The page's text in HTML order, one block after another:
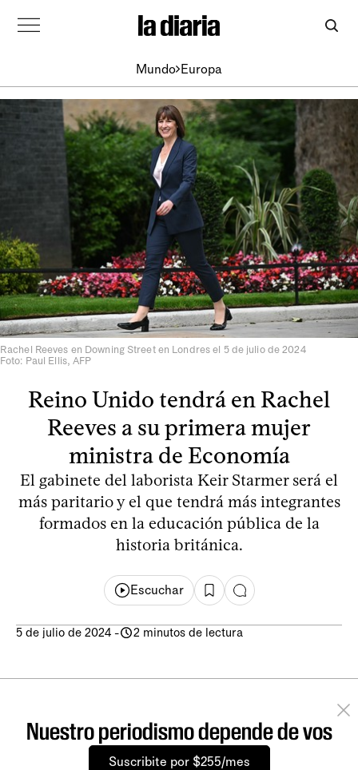
Mundo Europa
Rachel Reeves en Downing Street en Londres el 5 de julio de 2024
Foto: Paul Ellis, AFP
Reino Unido tendrá en Rachel
Reeves a su primera mujer
ministra de Economía
El gabinete del laborista Keir Starmer será el
más paritario y el que tendrá más integrantes
formados en la educación pública de la
historia británica.
Escuchar
5 de julio de 2024 - 2 minutos de lectura
Nuestro periodismo depende de vos
Suscribite por $255/mes